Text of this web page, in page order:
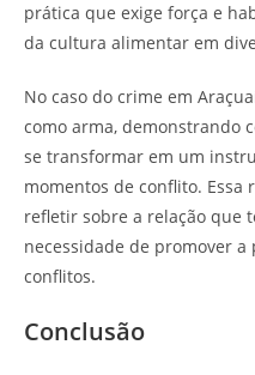
prática que exige força e
da cultura alimentar em
No caso do crime em
como arma, demonstrando
se transformar em um
momentos de conflito. Essa
refletir sobre a relação que
necessidade de promover a
conflitos.
Conclusão